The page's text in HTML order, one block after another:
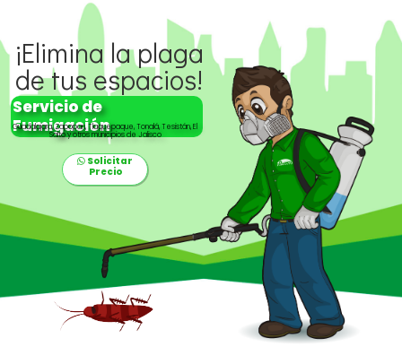
¡Elimina la plaga
de tus espacios!
Guadalajara, Zapopan, Tlaquepaque, Tonalá, Tesistán, El
Salto y otros municipios de Jalisco
Servicio de
Fumigación
Solicitar
Precio